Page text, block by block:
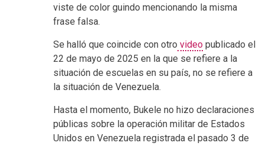
viste de color guindo mencionando la misma
frase falsa.
Se halló que coincide con otro video publicado el
22 de mayo de 2025 en la que se refiere a la
situación de escuelas en su país, no se refiere a
la situación de Venezuela.
Hasta el momento, Bukele no hizo declaraciones
públicas sobre la operación militar de Estados
Unidos en Venezuela registrada el pasado 3 de